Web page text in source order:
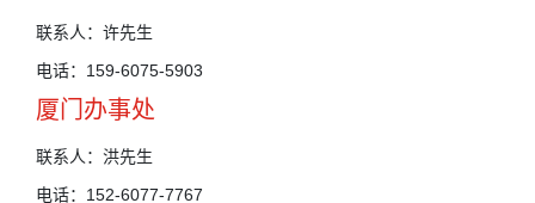
联系人：许先生
电话：159-6075-5903
厦门办事处
联系人：洪先生
电话：152-6077-7767